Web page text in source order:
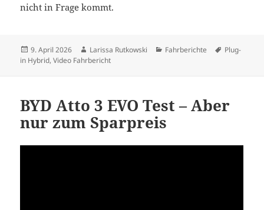
nicht in Frage kommt.
Veröffentlicht
am
9. April 2026 Autor
Larissa Rutkowski Kategorien
Fahrberichte
Plug-
in Hybrid,Video Fahrbericht
BYD Atto 3 EVO Test – Aber
nur zum Sparpreis